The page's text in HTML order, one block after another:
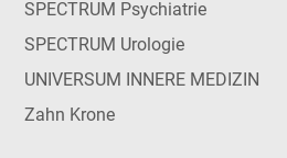
SPECTRUM Psychiatrie
SPECTRUM Urologie
UNIVERSUM INNERE MEDIZIN
Zahn Krone